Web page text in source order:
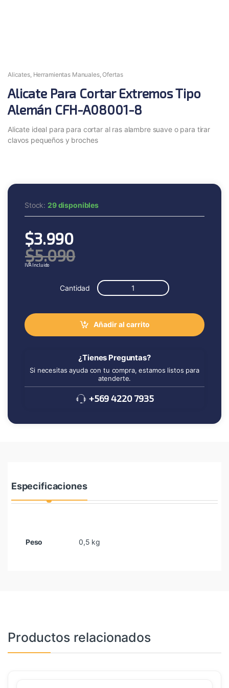
Alicates, Herramientas Manuales,Ofertas
Alicate Para Cortar Extremos Tipo
Alemán CFH-A08001-8
Alicate ideal para para cortar al ras alambre suave o para tirar
clavos pequeños y broches
Stock:29 disponibles
$3.990
$5.090
IVA Incluido
Cantidad
Añadir al carrito
¿Tienes Preguntas?
Si necesitas ayuda con tu compra, estamos listos para
atenderte.
+569 4220 7935
Especificaciones
Peso 0,5 kg
Productos relacionados